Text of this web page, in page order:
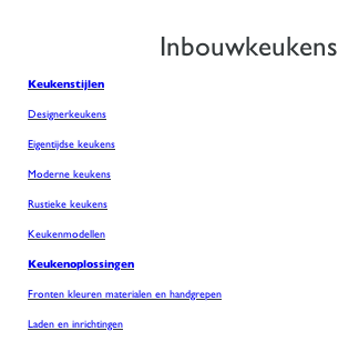
Inbouwkeukens
Keukenstijlen
Designerkeukens
Eigentijdse keukens
Moderne keukens
Rustieke keukens
Keukenmodellen
Keukenoplossingen
Fronten kleuren materialen en handgrepen
Laden en inrichtingen